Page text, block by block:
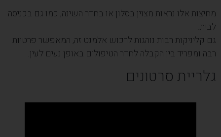
מחיצות אלו נראות מצוין בסלון או בחדר השינה, כמו גם בכניסה
לבית.
גם קליניקות רבות נוהגות לרכוש אלמנט זה, המאפשר פרטיות
רבה ומפריד בין הקבלה לחדר הטיפולים באופן נעים לעין.
גלריית סרטונים